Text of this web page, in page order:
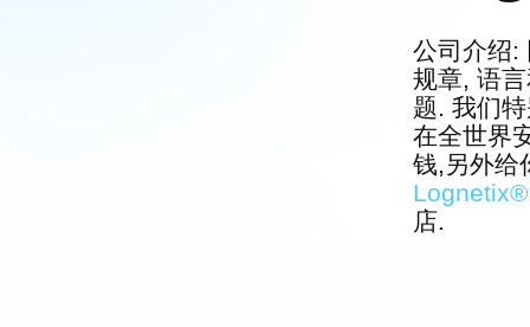
公司介绍:
规章, 语
题. 我们
在全世界
钱,另外给
Lognetix®
店.